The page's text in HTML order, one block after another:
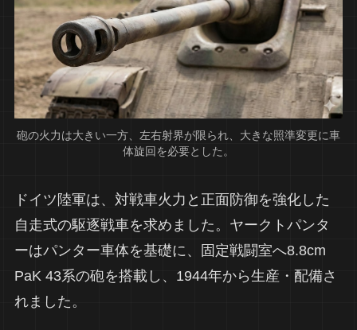
砲の火力は大きい一方、左右射界が限られ、大きな照準変更に車
体旋回を必要とした。
ドイツ陸軍は、対戦車火力と正面防御を強化した
自走式の駆逐戦車を求めました。ヤークトパンタ
ーはパンター車体を基礎に、固定戦闘室へ8.8cm
PaK 43系の砲を搭載し、1944年から生産・配備さ
れました。